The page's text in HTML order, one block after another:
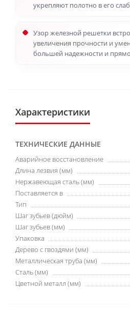
укрепляют полотно в его
Узор железной решетки
увеличения прочности и
большей надежности и
Характеристики
ТЕХНИЧЕСКИЕ ДАННЫЕ
Аварийное восстановление
Длина лезвия (мм)
Нержавеющая сталь (мм)
Поставляется в
Тип
Шаг зубьев (дюйм)
Шаг зубьев (мм)
Упаковка
Дерево с гвоздями (мм)
Металлическая труба (мм)
Сталь (мм)
Цветной металл (мм)